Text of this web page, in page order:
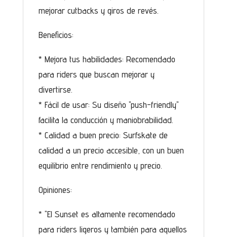
mejorar cutbacks y giros de revés.
Beneficios:
* Mejora tus habilidades: Recomendado
para riders que buscan mejorar y
divertirse.
* Fácil de usar: Su diseño "push-friendly"
facilita la conducción y maniobrabilidad.
* Calidad a buen precio: Surfskate de
calidad a un precio accesible, con un buen
equilibrio entre rendimiento y precio.
Opiniones:
* "El Sunset es altamente recomendado
para riders ligeros y también para aquellos